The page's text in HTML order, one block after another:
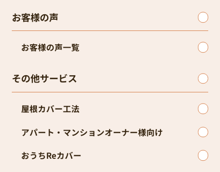
お客様の声
お客様の声一覧
その他サービス
屋根カバー工法
アパート・マンションオーナー様向け
おうちReカバー